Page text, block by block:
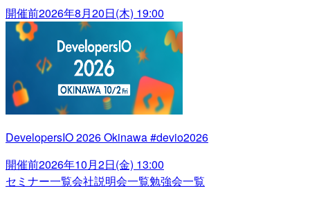
開催前2026年8月20日(木) 19:00
DevelopersIO 2026 Okinawa #devio2026
開催前2026年10月2日(金) 13:00
セミナー一覧会社説明会一覧勉強会一覧